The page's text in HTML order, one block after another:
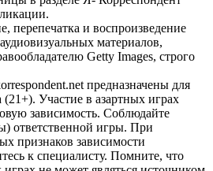
перепечатка и воспроизведение
материалов,
Getty Images, строго
предназначены для
Участие в азартных играх
зависимость. Соблюдайте
ответственной игры. При
признаков зависимости
к специалисту. Помните, что